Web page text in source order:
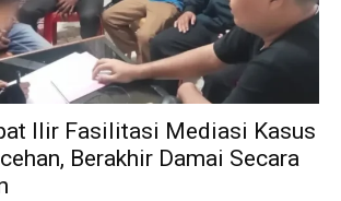
Ilir Fasilitasi Mediasi Kasus
Berakhir Damai Secara